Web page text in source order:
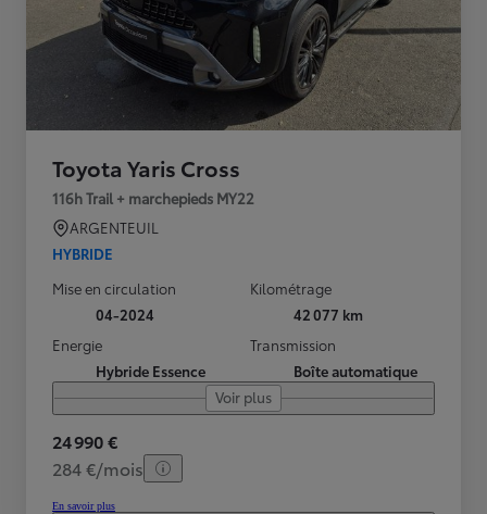
Toyota Yaris Cross
116h Trail + marchepieds MY22
ARGENTEUIL
HYBRIDE
Mise en circulation
04-2024
Kilométrage
42 077 km
Energie
Hybride Essence
Transmission
Boîte automatique
Voir plus
24 990 €
284 €/mois
En savoir plus